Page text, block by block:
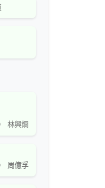
興烱
億孚